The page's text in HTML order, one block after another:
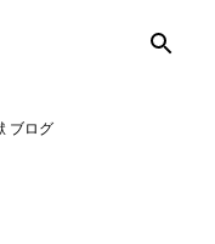
テンツに移動
ブログ